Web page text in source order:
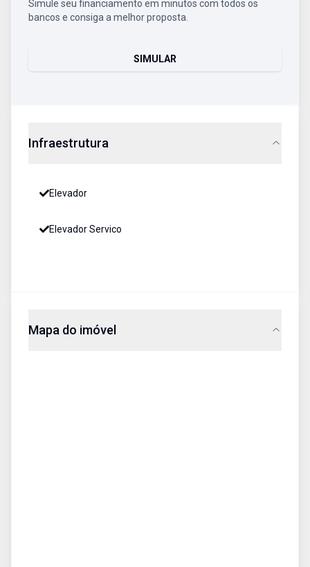
Simule seu financiamento em minutos com todos os
bancos e consiga a melhor proposta.
SIMULAR
Infraestrutura
Elevador
Elevador Servico
Mapa do imóvel